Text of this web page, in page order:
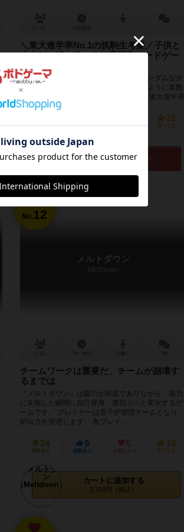
＼東大進学率No.1の筑駒生考案／子供と
大人が一緒に遊べる知育算数カードゲー
「分数職人」はサイコロで指定されたランダムな分
数を手札のカードによって作り、職人のように算数
が上手になるゲームです。 このゲームは東大進学率
No.1を誇る進学校”筑波大学附...
興味あり 経験あり お気に入り
21
持ってる
再入荷までお待ち下さい
No. 12
メルトダウン
Meltdown
チームワークは重要だ、チームが崩壊す
るまでは
『メルトダウン』は協力が前提でありながら、協力
に失敗した瞬間に自己保身、裏切りへと変化するゲ
ームです。 プレイヤーは原子炉管理チームとなり、
炉出力を管理します。 各プレイ...
24
興味あり
9
経験あり
5
お気に入り
10
持ってる
カートに追加する
2,750円（税込）